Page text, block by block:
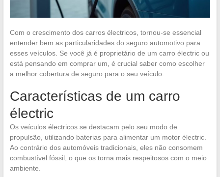
Com o crescimento dos carros électricos, tornou-se essencial
entender bem as particularidades do seguro automotivo para
esses veículos. Se você já é proprietário de um carro électric ou
está pensando em comprar um, é crucial saber como escolher
a melhor cobertura de seguro para o seu veículo.
Características de um carro
électric
Os veículos électricos se destacam pelo seu modo de
propulsão, utilizando baterias para alimentar um motor électric.
Ao contrário dos automóveis tradicionais, eles não consomem
combustível fóssil, o que os torna mais respeitosos com o meio
ambiente.